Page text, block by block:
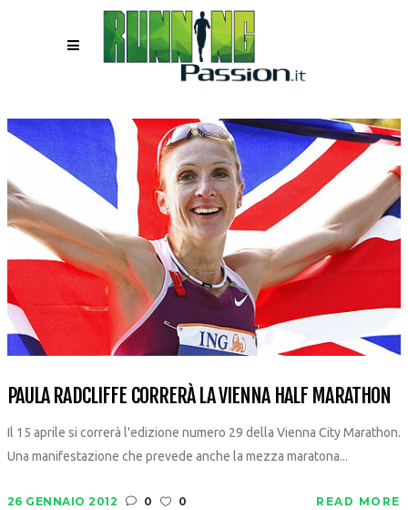
PAULA RADCLIFFE CORRERÀ LA VIENNA HALF MARATHON
Il 15 aprile si correrà l'edizione numero 29 della Vienna City Marathon.
Una manifestazione che prevede anche la mezza maratona...
26 GENNAIO 2012 0 0 READ MORE